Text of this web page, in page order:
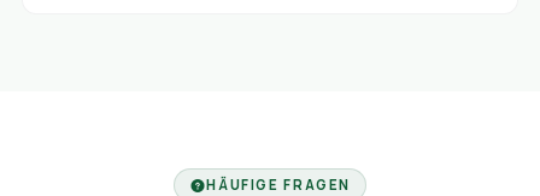
HÄUFIGE FRAGEN